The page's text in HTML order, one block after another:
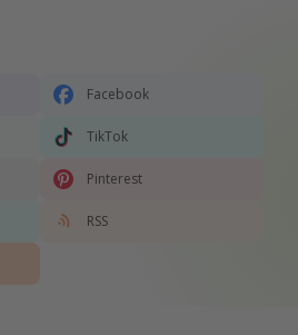
Facebook
TikTok
Pinterest
RSS